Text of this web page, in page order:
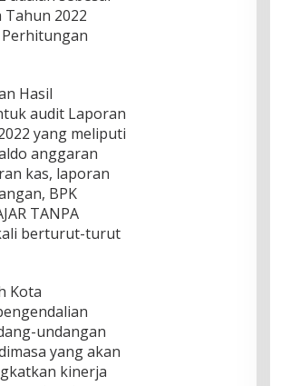
Tahun 2022
Perhitungan
Hasil
audit Laporan
yang meliputi
anggaran
kas, laporan
BPK
TANPA
berturut-turut
Kota
undangan
yang akan
kinerja